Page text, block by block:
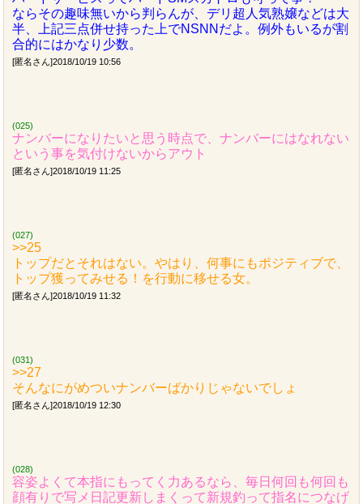
ならその趣味無いから判らんが、デリ超人気熟嬢などは大
半、上記三点併せ持った上でNSNNだよ。例外もいるが割
合的にはかなり少数。
[匿名さん]2018/10/19 10:56
(025)
ナンバーになりたいと思う時点で、ナンバーにはなれない
という事を気付けないからアウト
[匿名さん]2018/10/19 11:25
(027)
>>25
トップだとそれはない。やはり、何事にもポジティブで、
トップ獲ってみせる！を行動に移せる女。
[匿名さん]2018/10/19 11:32
(031)
>>27
そんなにがめついナンバーばかりじゃないでしょ
[匿名さん]2018/10/19 12:30
(028)
容姿よくて本指にもってく力あるなら、毎日何回も何回も
顔有りで写メ日記更新しまくって新規釣って指名につなげ